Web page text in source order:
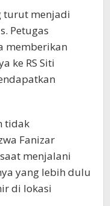
turut menjadi
Petugas
memberikan
ke RS Siti
tidak
Fanizar
menjalani
yang lebih dulu
di lokasi